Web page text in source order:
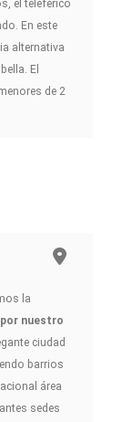
el teleférico
En este
alternativa
El
de 2
la
nuestro
ciudad
barrios
área
sedes